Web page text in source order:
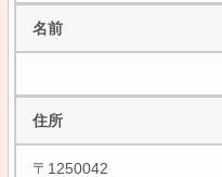
名前
住所
〒1250042